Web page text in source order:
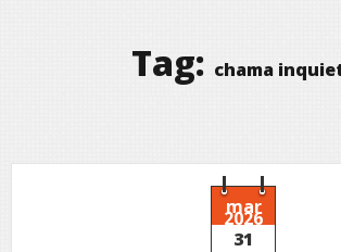
Tag: chama
mar
2026
31